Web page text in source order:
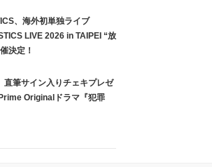
、海外初単独ライブ
LIVE 2026 in TAIPEI “放
決定！
直筆サイン入りチェキプレゼ
Originalドラマ『犯罪